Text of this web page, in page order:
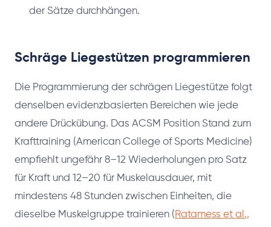
der Sätze durchhängen.
Schräge Liegestützen programmieren
Die Programmierung der schrägen Liegestütze folgt
denselben evidenzbasierten Bereichen wie jede
andere Drückübung. Das ACSM Position Stand zum
Krafttraining (American College of Sports Medicine)
empfiehlt ungefähr 8–12 Wiederholungen pro Satz
für Kraft und 12–20 für Muskelausdauer, mit
mindestens 48 Stunden zwischen Einheiten, die
dieselbe Muskelgruppe trainieren ( Ratamess et al.,